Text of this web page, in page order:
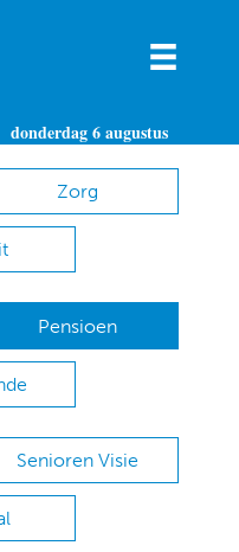
donderdag 6 augustus
Zorg
Pensioen
Senioren Visie